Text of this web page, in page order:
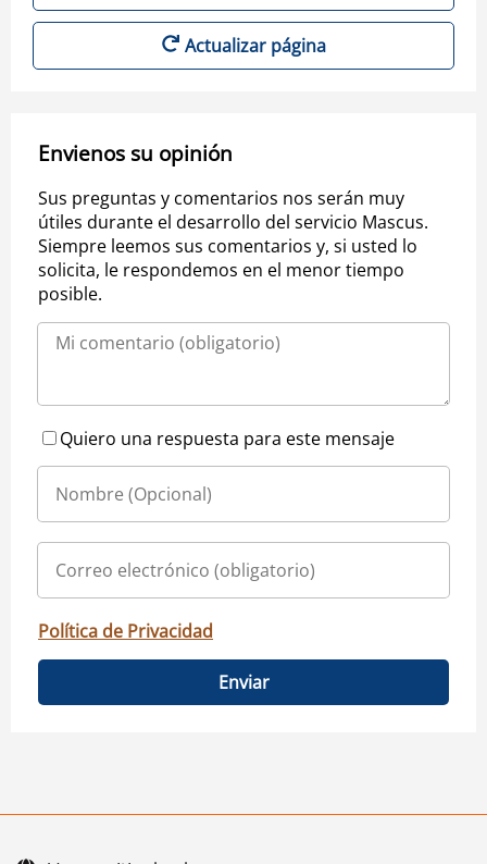
Actualizar página
Envienos su opinión
Sus preguntas y comentarios nos serán muy
útiles durante el desarrollo del servicio Mascus.
Siempre leemos sus comentarios y, si usted lo
solicita, le respondemos en el menor tiempo
posible.
Quiero una respuesta para este mensaje
Política de Privacidad
Enviar